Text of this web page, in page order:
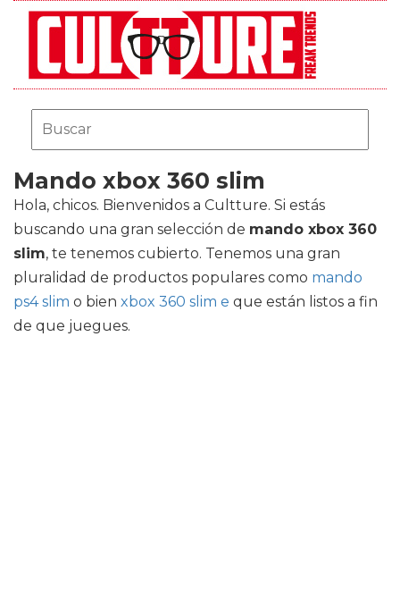
Mando xbox 360 slim
Hola, chicos. Bienvenidos a Cultture. Si estás
buscando una gran selección de mando xbox 360
slim, te tenemos cubierto. Tenemos una gran
pluralidad de productos populares como mando
ps4 slim o bien xbox 360 slim e que están listos a fin
de que juegues.